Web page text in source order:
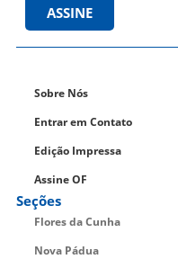
ASSINE
Sobre Nós
Entrar em Contato
Edição Impressa
Assine OF
Seções
Flores da Cunha
Nova Pádua